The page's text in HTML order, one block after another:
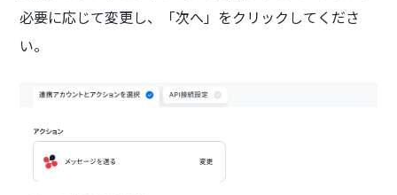
必要に応じて変更し、「次へ」をクリックしてくださ
い。